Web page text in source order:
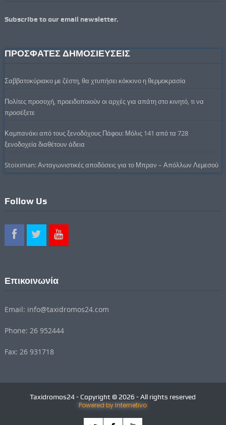
Subscribe to our email newsletter.
ΠΡΟΣΦΑΤΕΣ ΔΗΜΟΣΙΕΥΣΕΙΣ
Σαββατοκύριακο με ζέστη, θα χτυπήσει κόκκινο η θερμοκρασία
Πολίτες προσοχή, προειδοποιούν οι αρχές για απάτη στο κινητό, τι να
προσέξετε
Καμπανάκι από τους ξενοδόχους Πάφου: Μόλις 141 από τα 728
ξενοδοχεία διαθέτουν άδεια
Stoiximan: Ανταγωνιστικές αποδόσεις για το Μπραν – Απόλλων Λεμεσού
Follow Us
Επικοινωνία
Email: info@taxidromos24.com
Phone: 26 952444
Fax: 26 931718
Taxidromos24 - Copyright © 2026 - All rights reserved
Powered by Internetivo